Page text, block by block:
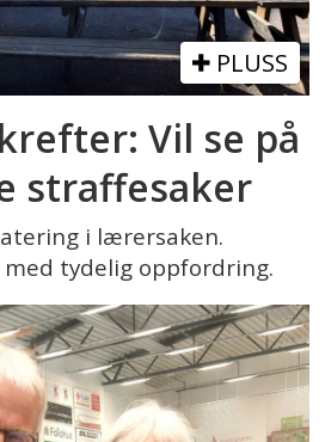
PLUSS
Vil se på
straffesaker
i lærersaken.
tydelig oppfordring.